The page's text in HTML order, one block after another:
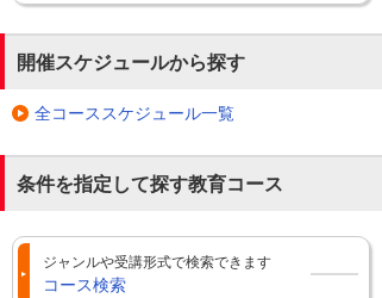
開催スケジュールから探す
全コーススケジュール一覧
条件を指定して探す教育コース
ジャンルや受講形式で検索できます
コース検索